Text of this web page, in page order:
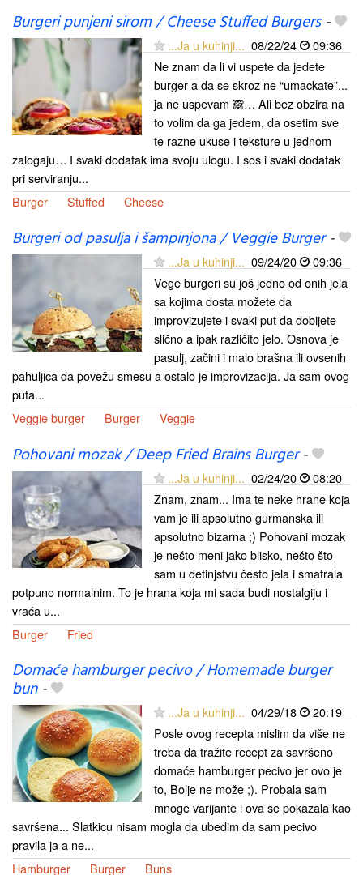
Burgeri punjeni sirom / Cheese Stuffed Burgers-
...Ja u kuhinji... 08/22/24
09:36
Ne znam da li vi uspete da jedete
burger a da se skroz ne “umackate”...
ja ne uspevam 🙈… Ali bez obzira na
to volim da ga jedem, da osetim sve
te razne ukuse i teksture u jednom
zalogaju… I svaki dodatak ima svoju ulogu. I sos i svaki dodatak
pri serviranju...
Burger
Stuffed Cheese
Burgeri od pasulja i šampinjona / Veggie Burger-
...Ja u kuhinji... 09/24/20
09:36
Vege burgeri su još jedno od onih jela
sa kojima dosta možete da
improvizujete i svaki put da dobijete
slično a ipak različito jelo. Osnova je
pasulj, začini i malo brašna ili ovsenih
pahuljica da povežu smesu a ostalo je improvizacija. Ja sam ovog
puta...
Veggie burger
Burger Veggie
Pohovani mozak / Deep Fried Brains Burger-
...Ja u kuhinji... 02/24/20
08:20
Znam, znam... Ima te neke hrane koja
vam je ili apsolutno gurmanska ili
apsolutno bizarna ;) Pohovani mozak
je nešto meni jako blisko, nešto što
sam u detinjstvu često jela i smatrala
potpuno normalnim. To je hrana koja mi sada budi nostalgiju i
vraća u...
Burger
Fried
Domaće hamburger pecivo / Homemade burger
bun-
...Ja u kuhinji... 04/29/18
20:19
Posle ovog recepta mislim da više ne
treba da tražite recept za savršeno
domaće hamburger pecivo jer ovo je
to, Bolje ne može ;). Probala sam
mnoge varijante i ova se pokazala kao
savršena... Slatkicu nisam mogla da ubedim da sam pecivo
pravila ja a ne...
Hamburger
Burger Buns